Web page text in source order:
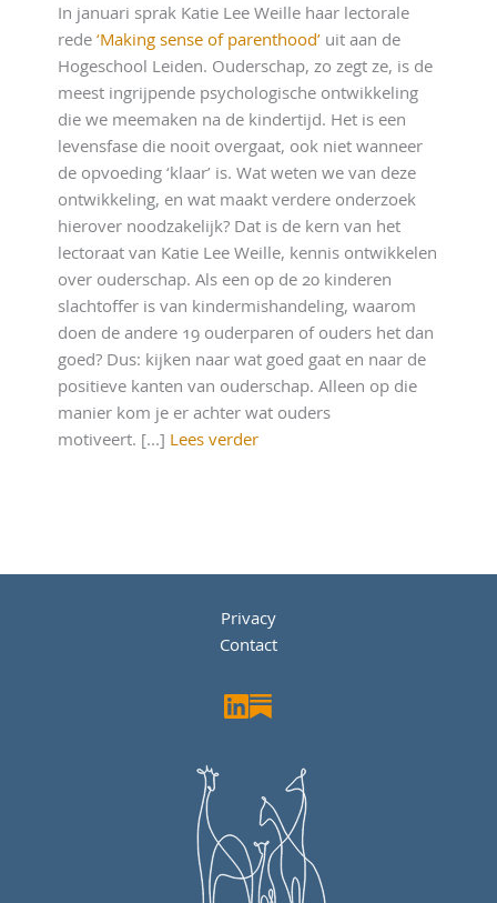
In januari sprak Katie Lee Weille haar lectorale
rede‘Making sense of parenthood’ uit aan de
Hogeschool Leiden. Ouderschap, zo zegt ze, is de
meest ingrijpende psychologische ontwikkeling
die we meemaken na de kindertijd. Het is een
levensfase die nooit overgaat, ook niet wanneer
de opvoeding ‘klaar’ is. Wat weten we van deze
ontwikkeling, en wat maakt verdere onderzoek
hierover noodzakelijk? Dat is de kern van het
lectoraat van Katie Lee Weille, kennis ontwikkelen
over ouderschap. Als een op de 20 kinderen
slachtoffer is van kindermishandeling, waarom
doen de andere 19 ouderparen of ouders het dan
goed? Dus: kijken naar wat goed gaat en naar de
positieve kanten van ouderschap. Alleen op die
manier kom je er achter wat ouders
motiveert. [...] Lees verder
Privacy
Contact